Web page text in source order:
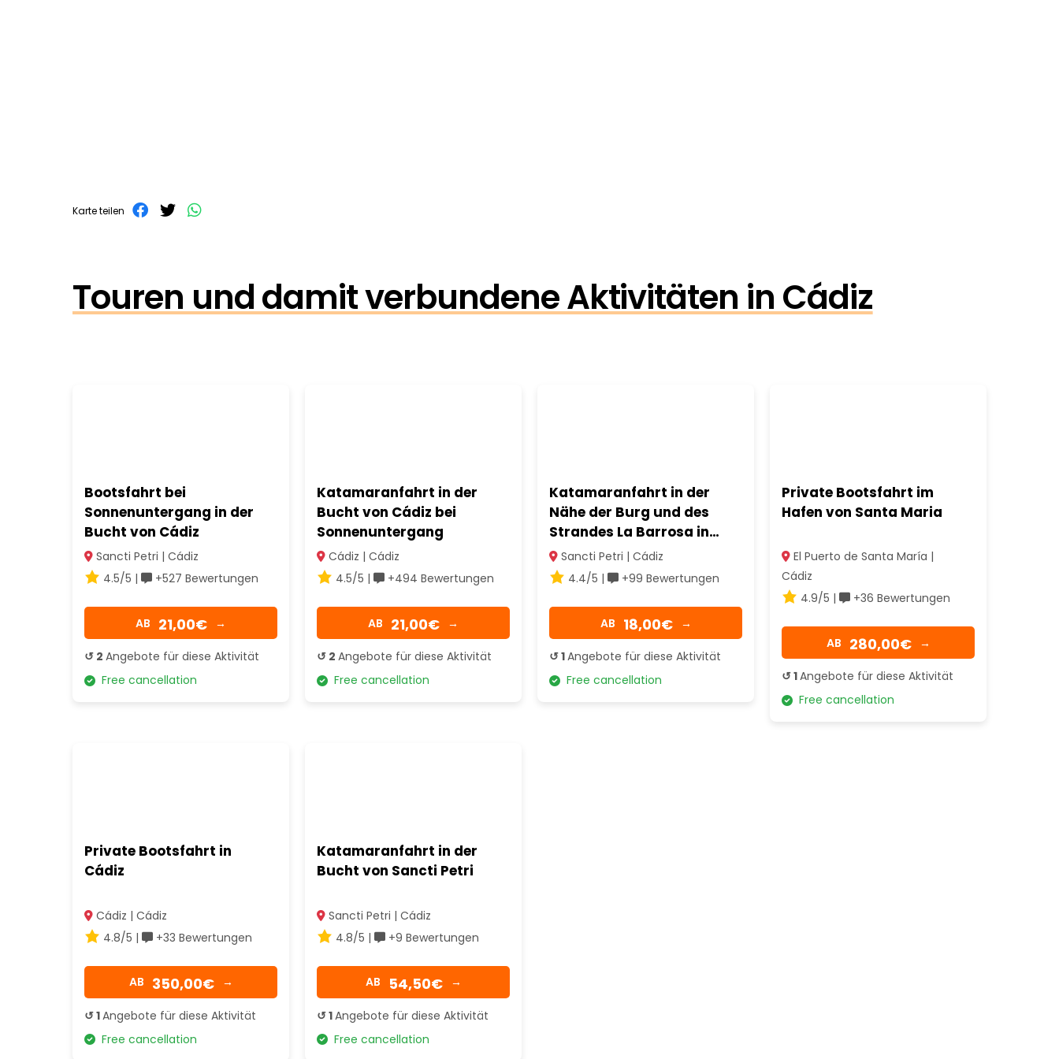
Karte teilen
Touren und damit verbundene Aktivitäten in Cádiz
Bootsfahrt bei
Sonnenuntergang in der
Bucht von Cádiz
Sancti Petri | Cádiz
4.5/5 |
+527 Bewertungen
AB 21,00€ →
↺ 2 Angebote für diese Aktivität
Free cancellation
Katamaranfahrt in der
Bucht von Cádiz bei
Sonnenuntergang
Cádiz | Cádiz
4.5/5 |
+494 Bewertungen
AB 21,00€ →
↺ 2 Angebote für diese Aktivität
Free cancellation
Katamaranfahrt in der
Nähe der Burg und des
Strandes La Barrosa in
Sancti Petri
Sancti Petri | Cádiz
4.4/5 |
+99 Bewertungen
AB 18,00€ →
↺ 1Angebote für diese Aktivität
Free cancellation
Private Bootsfahrt im
Hafen von Santa Maria
El Puerto de Santa María |
Cádiz
4.9/5 |
+36 Bewertungen
AB 280,00€ →
↺ 1Angebote für diese Aktivität
Free cancellation
Private Bootsfahrt in
Cádiz
Cádiz | Cádiz
4.8/5 |
+33 Bewertungen
AB 350,00€ →
↺ 1Angebote für diese Aktivität
Free cancellation
Katamaranfahrt in der
Bucht von Sancti Petri
Sancti Petri | Cádiz
4.8/5 |
+9 Bewertungen
AB 54,50€ →
↺ 1Angebote für diese Aktivität
Free cancellation